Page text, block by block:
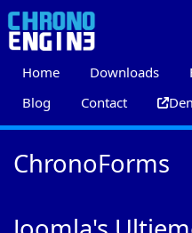
Home Downloads
Blog
Contact
ChronoForms